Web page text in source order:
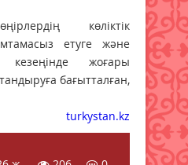
көліктік
етуге және
жоғары
бағытталған,
turkystan.kz